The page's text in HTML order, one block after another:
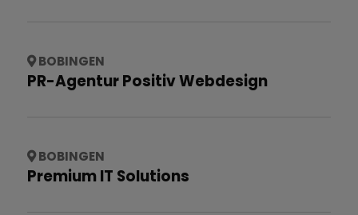
BOBINGEN
PR-Agentur Positiv Webdesign
BOBINGEN
Premium IT Solutions